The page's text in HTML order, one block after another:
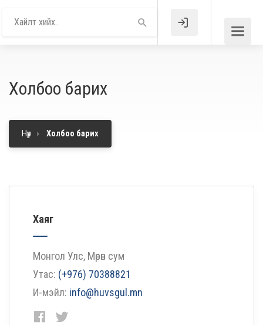
Холбоо барих
Нүүр Холбоо барих
Хаяг
Монгол Улс, Мөрөн сум
Утас: (+976) 70388821
И-мэйл: info@huvsgul.mn